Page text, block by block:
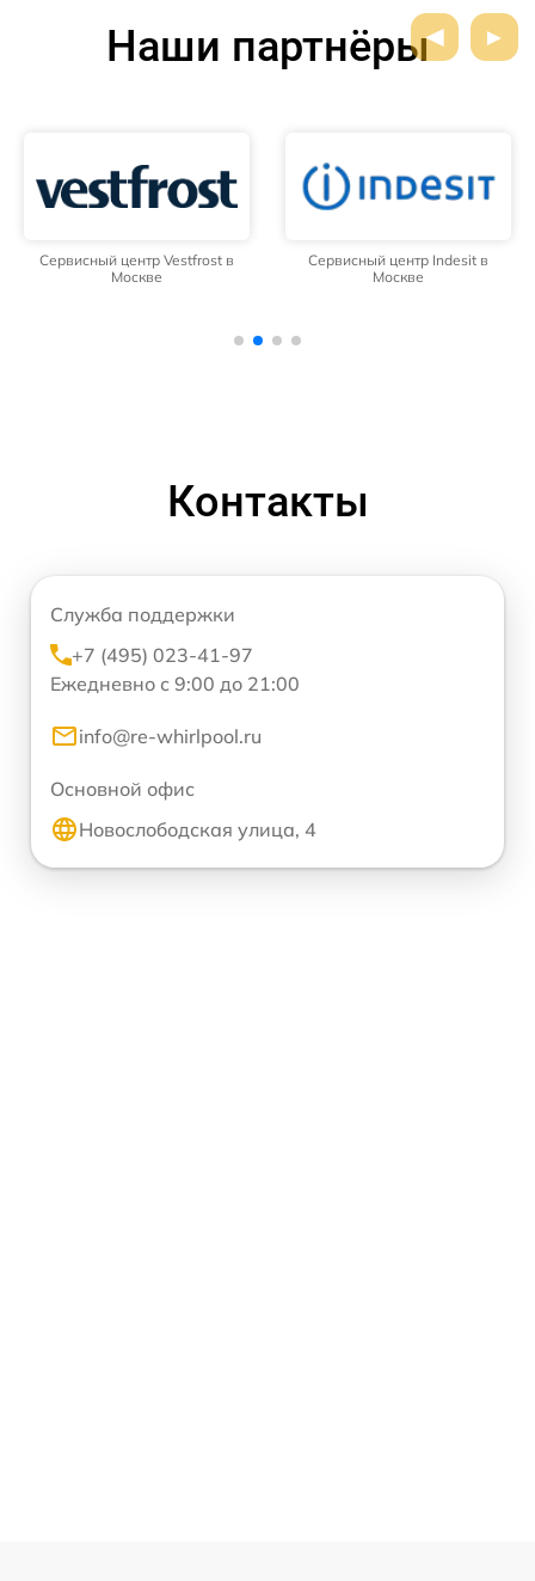
Наши партнёры
Сервисный центр Vestfrost в
Москве
Сервисный центр Indesit в
Москве
Контакты
Служба поддержки
+7 (495) 023-41-97
Ежедневно с 9:00 до 21:00
info@re-whirlpool.ru
Основной офис
Новослободская улица, 4